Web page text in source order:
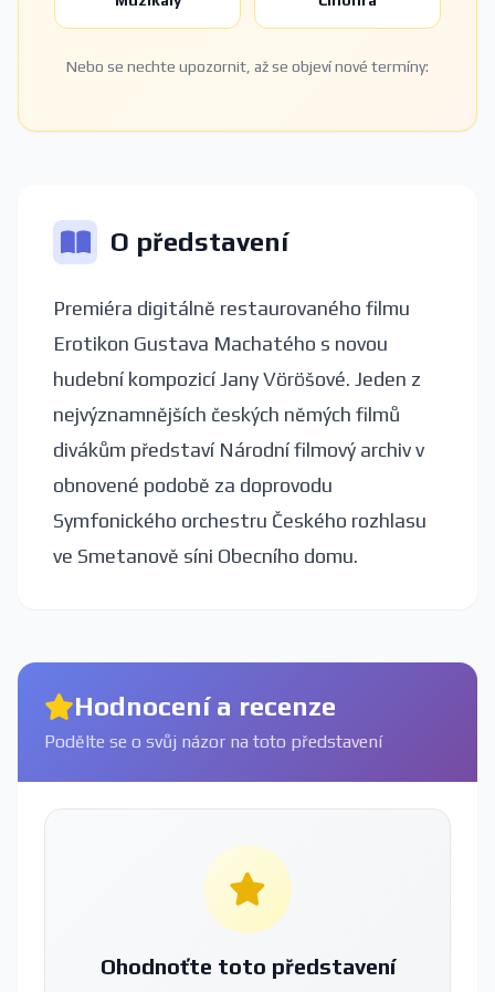
Nebo se nechte upozornit, až se objeví nové termíny:
O představení
Premiéra digitálně restaurovaného filmu
Erotikon Gustava Machatého s novou
hudební kompozicí Jany Vöröšové. Jeden z
nejvýznamnějších českých němých filmů
divákům představí Národní filmový archiv v
obnovené podobě za doprovodu
Symfonického orchestru Českého rozhlasu
ve Smetanově síni Obecního domu.
Hodnocení a recenze
Podělte se o svůj názor na toto představení
Ohodnoťte toto představení